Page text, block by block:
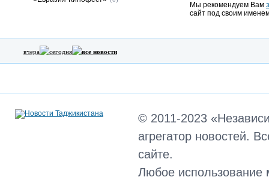
Мы рекомендуем Вам
сайт под своим
вчера сегодня все новости
© 2011-2023
агрегатор новостей.
сайте.
Любое использование